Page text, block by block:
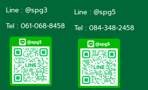
Line : @spg3
Tel : 061-068-8458
Line : @spg5
Tel : 084-348-2458